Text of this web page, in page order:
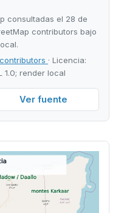
consultadas el 28 de
contributors bajo
· Licencia:
1.0; render local
Ver fuente